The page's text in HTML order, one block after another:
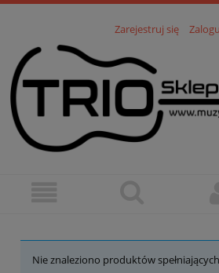
Zarejestruj się
Nie znaleziono produktów